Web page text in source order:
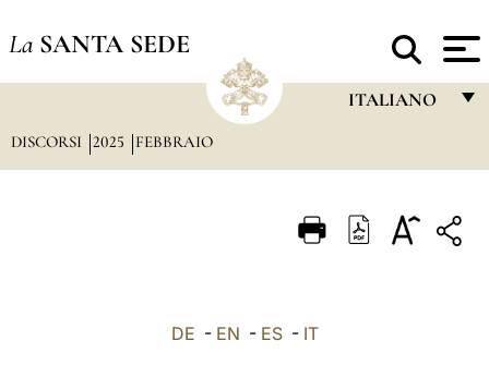
La SANTA SEDE
ITALIANO
ITALIANO
DISCORSI 2025 FEBBRAIO
DE - EN - ES- IT